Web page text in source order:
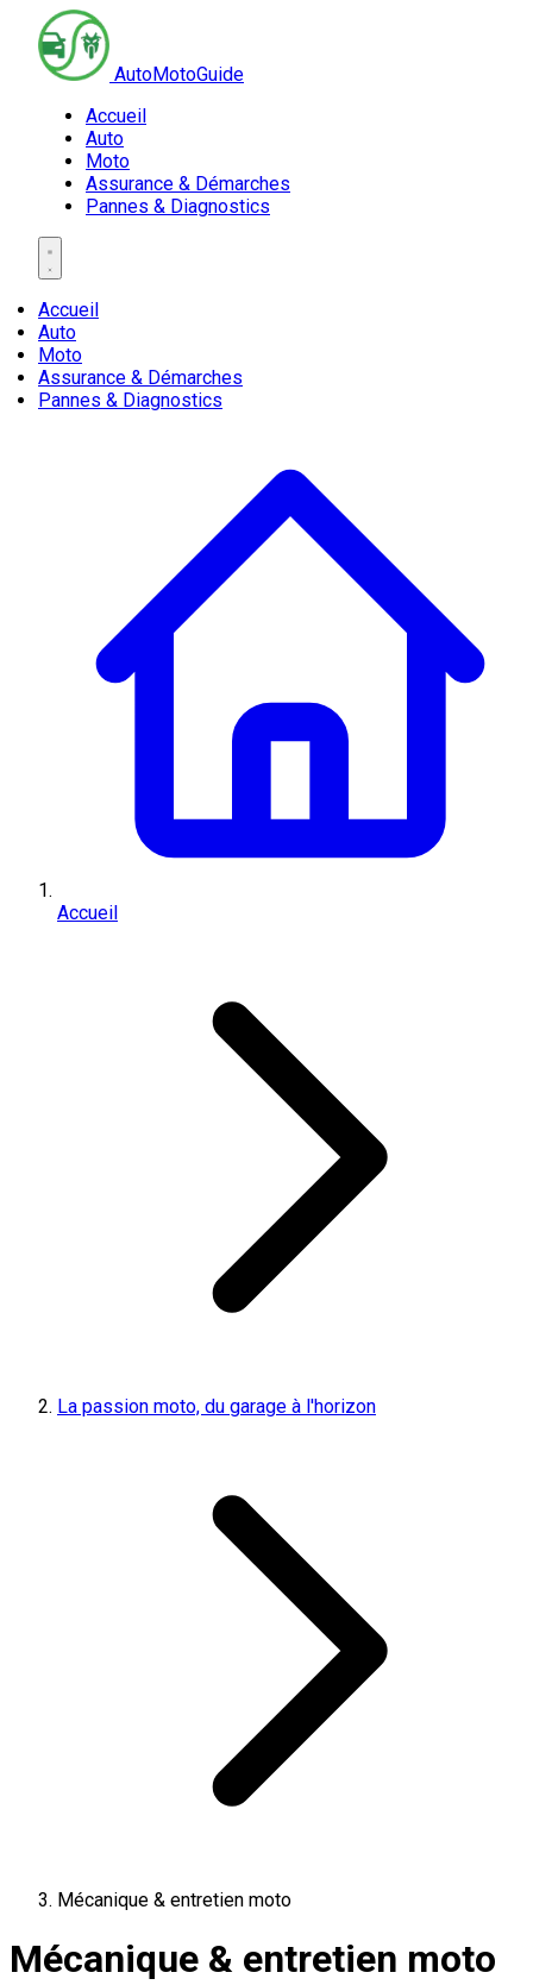
AutoMotoGuide
Accueil
Auto
Moto
Assurance & Démarches
Pannes & Diagnostics
Accueil
Auto
Moto
Assurance & Démarches
Pannes & Diagnostics
Accueil
La passion moto, du garage à l'horizon
Mécanique & entretien moto
Mécanique & entretien moto